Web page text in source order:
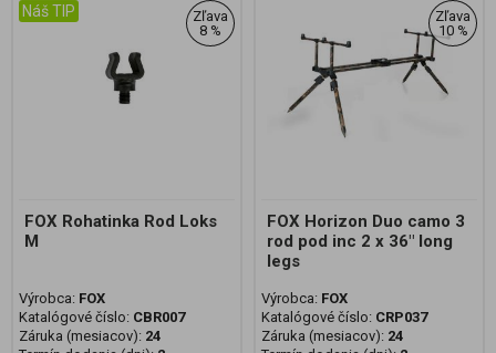
Náš TIP
Zľava
8 %
FOX Rohatinka Rod Loks
M
Výrobca: FOX
Katalógové číslo: CBR007
Záruka (mesiacov): 24
Zľava
10 %
FOX Horizon Duo camo 3
rod pod inc 2 x 36" long
legs
Výrobca: FOX
Katalógové číslo: CRP037
Záruka (mesiacov): 24